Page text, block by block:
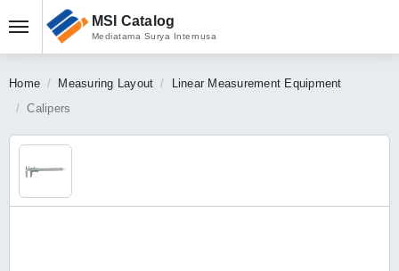
MSI Catalog
Mediatama Surya Internusa
Home Measuring Layout
Linear Measurement Equipment
Calipers